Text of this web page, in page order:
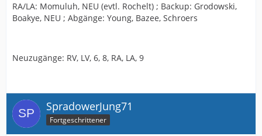
RA/LA: Momuluh, NEU (evtl. Rochelt) ; Backup: Grodowski,
Boakye, NEU ; Abgänge: Young, Bazee, Schroers
Neuzugänge: RV, LV, 6, 8, RA, LA, 9
SpradowerJung71
Fortgeschrittener